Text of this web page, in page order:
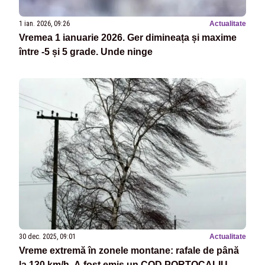
1 ian. 2026, 09:26 Actualitate
Vremea 1 ianuarie 2026. Ger dimineața și maxime
între -5 și 5 grade. Unde ninge
30 dec. 2025, 09:01 Actualitate
Vreme extremă în zonele montane: rafale de până